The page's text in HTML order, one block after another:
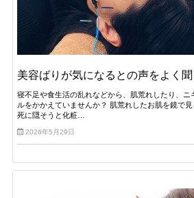
美容ばりが気になるとの声をよく
寝不足や食生活の乱れなどから、肌荒れしたり、ニ
ルをかかえていませんか？ 肌荒れしたお肌を鏡で
死に隠そうと化粧…
2026年5月29日